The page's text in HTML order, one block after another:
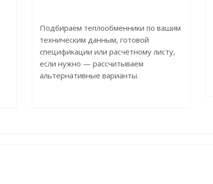
Подбираем теплообменники по вашим
техническим данным, готовой
спецификации или расчётному листу,
если нужно — рассчитываем
альтернативные варианты.